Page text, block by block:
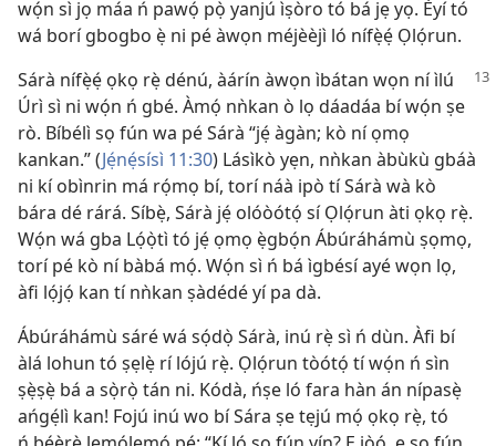
wọ́n sì jọ máa ń pawọ́ pọ̀ yanjú ìṣòro tó bá jẹ yọ. Èyí tó
wá borí gbogbo ẹ̀ ni pé àwọn méjèèjì ló nífẹ̀ẹ́ Ọlọ́run.
Sárà nífẹ̀ẹ́ ọkọ rẹ̀ dénú, àárín àwọn ìbátan wọn ní ìlú
Úrì sì ni wọ́n ń gbé. Àmọ́ nǹkan ò lọ dáadáa bí wọ́n ṣe
rò. Bíbélì sọ fún wa pé Sárà “jẹ́ àgàn; kò ní ọmọ
kankan.” (Jẹ́nẹ́sísì 11:30) Lásìkò yẹn, nǹkan àbùkù gbáà
ni kí obìnrin má rọ́mọ bí, torí náà ipò tí Sárà wà kò
bára dé rárá. Síbẹ̀, Sárà jẹ́ olóòótọ́ sí Ọlọ́run àti ọkọ rẹ̀.
Wọ́n wá gba Lọ́ọ̀tì tó jẹ́ ọmọ ẹ̀gbọ́n Ábúráhámù ṣọmọ,
torí pé kò ní bàbá mọ́. Wọ́n sì ń bá ìgbésí ayé wọn lọ,
àfi lọ́jọ́ kan tí nǹkan ṣàdédé yí pa dà.
Ábúráhámù sáré wá sọ́dọ̀ Sárà, inú rẹ̀ sì ń dùn. Àfi bí
àlá lohun tó ṣẹlẹ̀ rí lójú rẹ̀. Ọlọ́run tòótọ́ tí wọ́n ń sìn
ṣẹ̀ṣẹ̀ bá a sọ̀rọ̀ tán ni. Kódà, ńṣe ló fara hàn án nípasẹ̀
ańgẹ́lì kan! Fojú inú wo bí Sára ṣe tẹjú mọ́ ọkọ rẹ̀, tó